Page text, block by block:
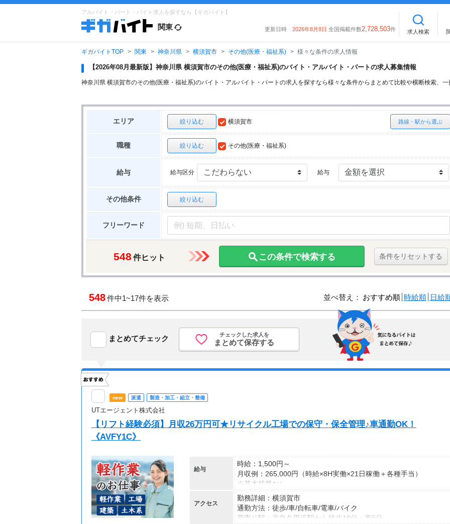
アルバイト・パート・バイト求人を探すなら【ギガバイト】
関東 更新日時 2026年8月8日 全国掲載件数2,728,503件 求人検索
ギガバイトTOP 関東 神奈川県 横須賀市 その他(医療・福祉系) 様々な条件の求人情報
【2026年08月最新版】神奈川県 横須賀市のその他(医療・福祉系)のバイト・アルバイト・パートの求人募集情報
神奈川県 横須賀市のその他(医療・福祉系)のバイト・アルバイト・パートの求人を探すなら様々な条件からまとめて比較や横断検索、
エリア 絞り込む 路線・駅から選ぶ
横須賀市
職種 絞り込む その他(医療・福祉系)
給与 給与区分 給与
その他条件 絞り込む
フリーワード
548 件ヒット この条件で検索する 条件をリセットする
548件中1~17件を表示 並べ替え： おすすめ順 時給順 日給
まとめてチェック チェックした求人を
まとめて保存する
new 派遣 製造・加工・組立・整備
UTエージェント株式会社
【リフト経験必須】月収26万円可★リサイクル工場での保守・保全管理♪車通勤OK！
《AVFY1C》
給与
時給：1,500円～
月収例：265,000円（時給×8H実働×21日稼働＋各種手当）
※基本残業なし
アクセス
勤務詳細：横須賀市
通勤方法：徒歩/車/自転車/電車/バイク
最寄り駅：京急久里浜駅から徒歩19分・車6分